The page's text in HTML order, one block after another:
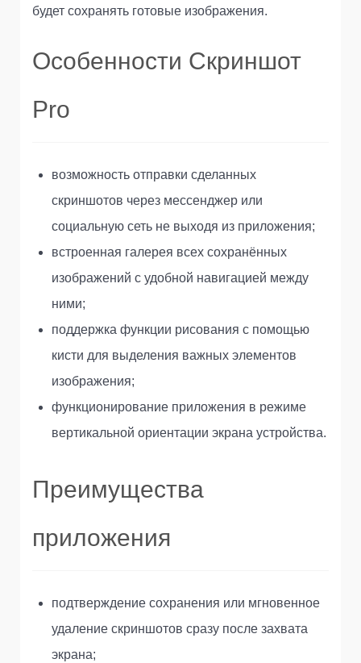
будет сохранять готовые изображения.
Особенности Скриншот
Pro
возможность отправки сделанных
скриншотов через мессенджер или
социальную сеть не выходя из приложения;
встроенная галерея всех сохранённых
изображений с удобной навигацией между
ними;
поддержка функции рисования с помощью
кисти для выделения важных элементов
изображения;
функционирование приложения в режиме
вертикальной ориентации экрана устройства.
Преимущества
приложения
подтверждение сохранения или мгновенное
удаление скриншотов сразу после захвата
экрана;